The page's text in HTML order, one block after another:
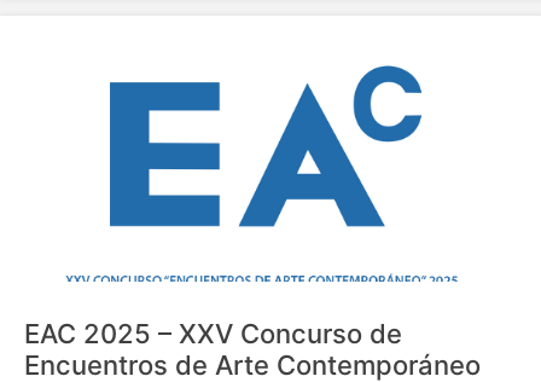
EAC 2025 – XXV Concurso de
Encuentros de Arte Contemporáneo